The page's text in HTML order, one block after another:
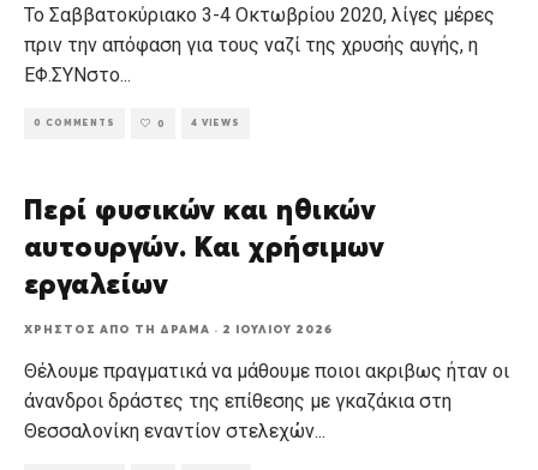
Το Σαββατοκύριακο 3-4 Οκτωβρίου 2020, λίγες μέρες
πριν την απόφαση για τους ναζί της χρυσής αυγής, η
ΕΦ.ΣΥΝστο...
0 COMMENTS 0 4 VIEWS
Περί φυσικών και ηθικών
αυτουργών. Και χρήσιμων
εργαλείων
ΧΡΉΣΤΟΣ ΑΠΌ ΤΗ ΔΡΆΜΑ · 2 ΙΟΥΛΊΟΥ 2026
Θέλουμε πραγματικά να μάθουμε ποιοι ακριβως ήταν οι
άνανδροι δράστες της επίθεσης με γκαζάκια στη
Θεσσαλονίκη εναντίον στελεχών...